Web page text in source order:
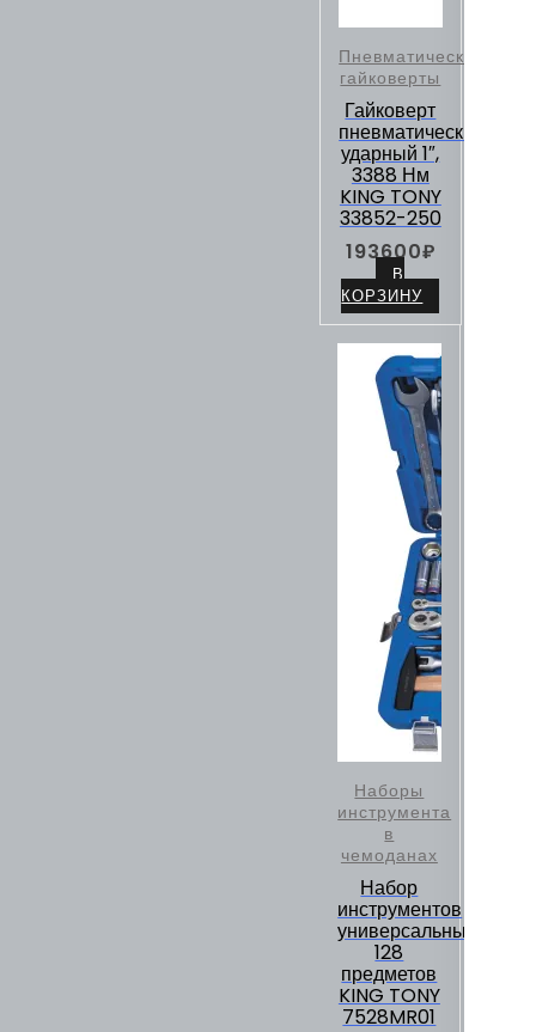
Пневматические
гайковерты
Гайковерт
пневматический
ударный 1″,
3388 Нм
KING TONY
33852-250
193600₽
В
КОРЗИНУ
Наборы
инструмента
в
чемоданах
Набор
инструментов
универсальный,
128
предметов
KING TONY
7528MR01